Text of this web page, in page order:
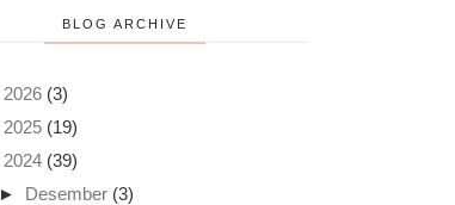
BLOG ARCHIVE
2026 (3)
2025 (19)
2024 (39)
► Desember (3)